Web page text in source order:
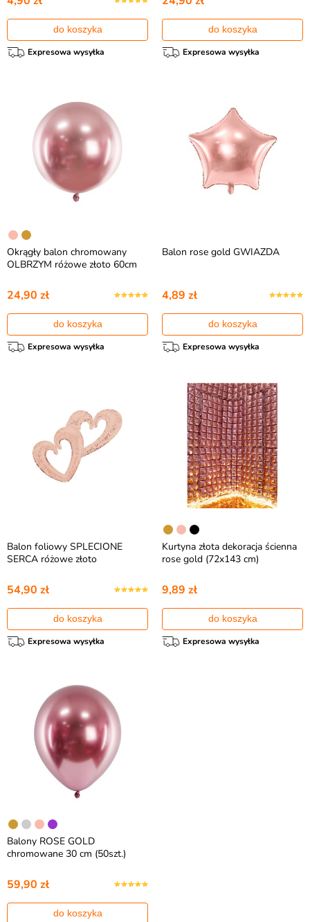
do koszyka
Expresowa wysyłka
do koszyka
Expresowa wysyłka
Okrągły balon chromowany
OLBRZYM różowe złoto 60cm
24,90 zł
do koszyka
Expresowa wysyłka
Balon rose gold GWIAZDA
4,89 zł
do koszyka
Expresowa wysyłka
Balon foliowy SPLECIONE
SERCA różowe złoto
54,90 zł
do koszyka
Expresowa wysyłka
Kurtyna złota dekoracja ścienna
rose gold (72x143 cm)
9,89 zł
do koszyka
Expresowa wysyłka
Balony ROSE GOLD
chromowane 30 cm (50szt.)
59,90 zł
do koszyka